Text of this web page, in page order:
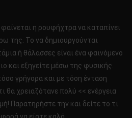
η ρουφήχτρα να καταπίνει
της. Το να δημιουργούνται
ή θάλασσες είναι ένα φαινόμενο
και εξηγείτε μέσω της φυσικής.
γρήγορα και με τόση ένταση
θα χρειαζότανε πολύ << ενέργεια
Παρατηρήστε την και δείτε το τι